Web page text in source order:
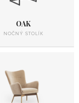
OAK
NOČNÝ STOLÍK